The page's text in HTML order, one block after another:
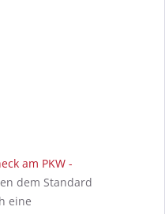
am PKW -
dem Standard
eine